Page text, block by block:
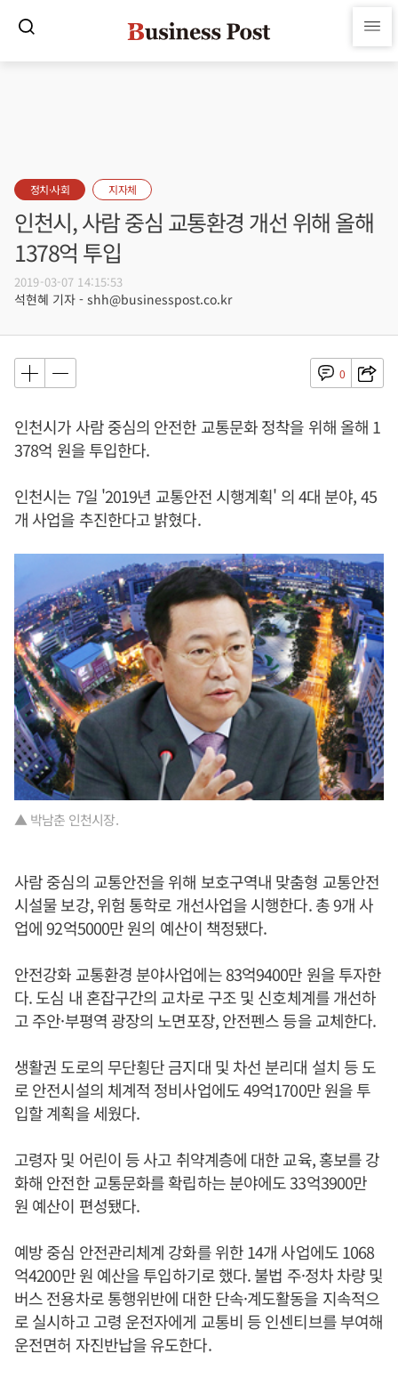
정치·사회 지자체
인천시, 사람 중심 교통환경 개선 위해 올해
1378억 투입
2019-03-07 14:15:53
석현혜 기자 - shh@businesspost.co.kr
0
인천시가 사람 중심의 안전한 교통문화 정착을 위해 올해 1
378억 원을 투입한다.
인천시는 7일 '2019년 교통안전 시행계획' 의 4대 분야, 45
개 사업을 추진한다고 밝혔다.
▲ 박남춘 인천시장.
사람 중심의 교통안전을 위해 보호구역내 맞춤형 교통안전
시설물 보강, 위험 통학로 개선사업을 시행한다. 총 9개 사
업에 92억5000만 원의 예산이 책정됐다.
안전강화 교통환경 분야사업에는 83억9400만 원을 투자한
다. 도심 내 혼잡구간의 교차로 구조 및 신호체계를 개선하
고 주안·부평역 광장의 노면포장, 안전펜스 등을 교체한다.
생활권 도로의 무단횡단 금지대 및 차선 분리대 설치 등 도
로 안전시설의 체계적 정비사업에도 49억1700만 원을 투
입할 계획을 세웠다.
고령자 및 어린이 등 사고 취약계층에 대한 교육, 홍보를 강
화해 안전한 교통문화를 확립하는 분야에도 33억3900만
원 예산이 편성됐다.
예방 중심 안전관리체계 강화를 위한 14개 사업에도 1068
억4200만 원 예산을 투입하기로 했다. 불법 주·정차 차량 및
버스 전용차로 통행위반에 대한 단속·계도활동을 지속적으
로 실시하고 고령 운전자에게 교통비 등 인센티브를 부여해
운전면허 자진반납을 유도한다.